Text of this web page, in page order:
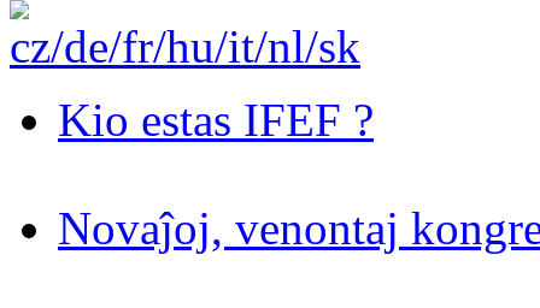
Kio estas IFEF ?
Novaĵoj, venontaj